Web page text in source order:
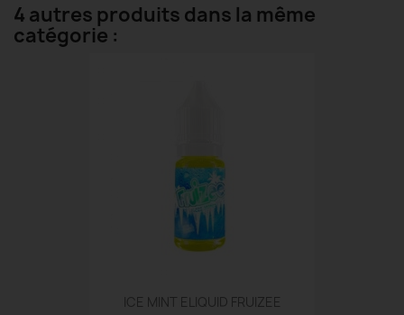
4 autres produits dans la même
catégorie :
ICE MINT ELIQUID FRUIZEE